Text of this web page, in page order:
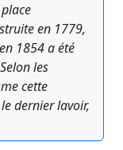
en 1779,
1854 a été
les
cette
dernier lavoir,